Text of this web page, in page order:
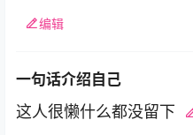
编辑
一句话介绍自己
这人很懒什么都没留下